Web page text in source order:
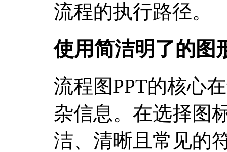
流程的执行路径。
使用简洁明了的图
流程图PPT的核心
杂信息。在选择图
洁、清晰且常见的